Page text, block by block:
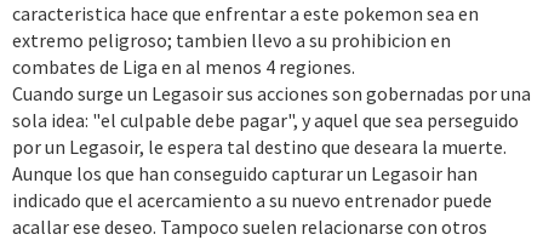
caracteristica hace que enfrentar a este pokemon sea en
extremo peligroso; tambien llevo a su prohibicion en
combates de Liga en al menos 4 regiones.
Cuando surge un Legasoir sus acciones son gobernadas por una
sola idea: "el culpable debe pagar", y aquel que sea perseguido
por un Legasoir, le espera tal destino que deseara la muerte.
Aunque los que han conseguido capturar un Legasoir han
indicado que el acercamiento a su nuevo entrenador puede
acallar ese deseo. Tampoco suelen relacionarse con otros